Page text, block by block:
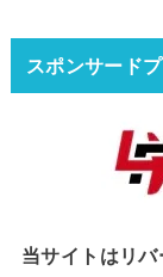
スポンサード
当サイトはリ